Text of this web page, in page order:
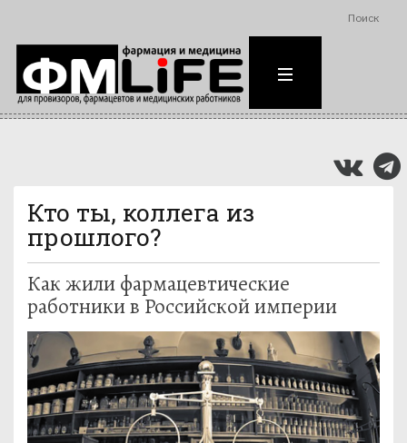
Поиск
Кто ты, коллега из
прошлого?
Как жили фармацевтические
работники в Российской империи